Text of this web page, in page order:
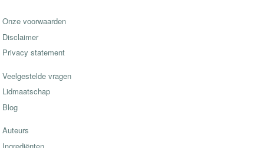
Onze voorwaarden
Disclaimer
Privacy statement
Veelgestelde vragen
Lidmaatschap
Blog
Auteurs
Ingrediënten